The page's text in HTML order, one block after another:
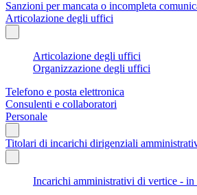
Sanzioni per mancata o incompleta
Articolazione degli uffici
Articolazione degli uffici
Organizzazione degli uffici
Telefono e posta elettronica
Consulenti e collaboratori
Personale
Titolari di incarichi dirigenziali
Incarichi amministrativi di vertice - in